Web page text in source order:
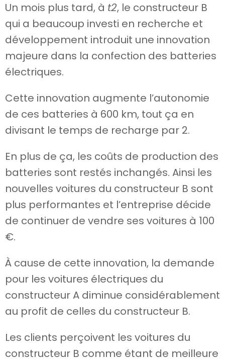
Un mois plus tard, à t2, le constructeur B
qui a beaucoup investi en recherche et
développement introduit une innovation
majeure dans la confection des batteries
électriques.
Cette innovation augmente l’autonomie
de ces batteries à 600 km, tout ça en
divisant le temps de recharge par 2.
En plus de ça, les coûts de production des
batteries sont restés inchangés. Ainsi les
nouvelles voitures du constructeur B sont
plus performantes et l’entreprise décide
de continuer de vendre ses voitures à 100
€.
À cause de cette innovation, la demande
pour les voitures électriques du
constructeur A diminue considérablement
au profit de celles du constructeur B.
Les clients perçoivent les voitures du
constructeur B comme étant de meilleure